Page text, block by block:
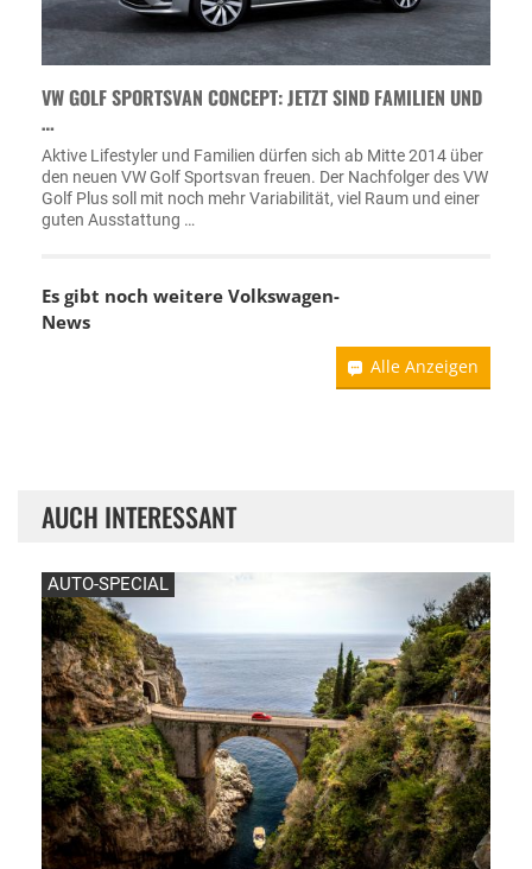
VW GOLF SPORTSVAN CONCEPT: JETZT SIND FAMILIEN UND
…
Aktive Lifestyler und Familien dürfen sich ab Mitte 2014 über
den neuen VW Golf Sportsvan freuen. Der Nachfolger des VW
Golf Plus soll mit noch mehr Variabilität, viel Raum und einer
guten Ausstattung …
Es gibt noch weitere Volkswagen-
News
Alle Anzeigen
AUCH INTERESSANT
AUTO-SPECIAL